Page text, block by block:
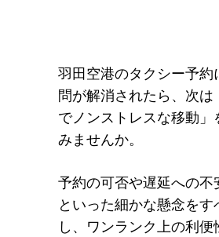
羽田空港のタクシー予約
問が解消されたら、次は
でノンストレスな移動」
みませんか。
予約の可否や遅延への不
といった細かな懸念をす
し、ワンランク上の利便